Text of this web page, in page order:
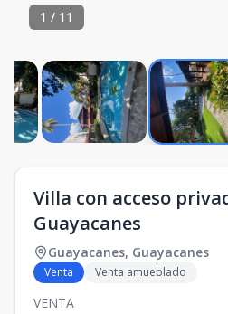
1 / 11
Villa con acceso
Guayacanes
Guayacanes, Guayacanes
Venta Venta amueblado
VENTA